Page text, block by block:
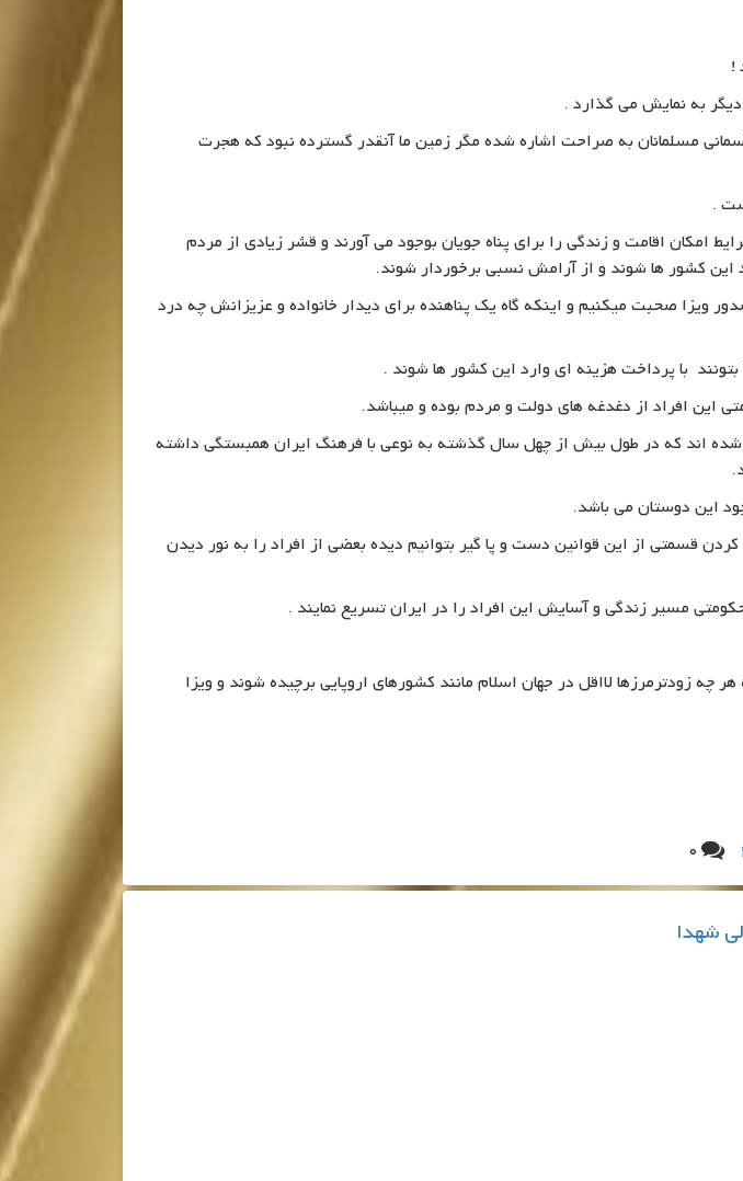
!
به نمایش می گذارد .
مسلمانان به صراحت اشاره شده مگر زمین ما آنقدر گسترده نبود که هجرت
.
امکان اقامت و زندگی را برای پناه جویان بوجود می آورند و قشر زیادی از مردم
این کشور ها شوند و از آرامش نسبی برخوردار شوند.
ویزا صحبت میکنیم و اینکه گاه یک پناهنده برای دیدار خانواده و عزیزانش چه درد
با پرداخت هزینه ای وارد این کشور ها شوند .
این افراد از دغدغه های دولت و مردم بوده و میباشد.
شده اند که در طول بیش از چهل سال گذشته به نوعی با فرهنگ ایران همبستگی داشته
این دوستان می باشد.
قسمتی از این قوانین دست و پا گیر بتوانیم دیده بعضی از افراد را به نور دیدن
مسیر زندگی و آسایش این افراد را در ایران تسریع نمایند .
چه زودترمرزها لااقل در جهان اسلام مانند کشورهای اروپایی برچیده شوند و ویزا
0
شهدا